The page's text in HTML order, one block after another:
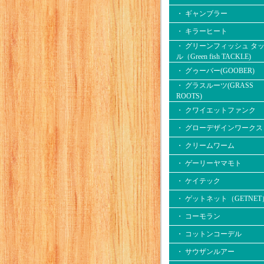
・ ギャンブラー
・ キラーヒート
・ グリーンフィッシュ タ
ル（Green fish TACKLE)
・ グゥーバー(GOOBER)
・ グラスルーツ(GRASS
ROOTS)
・ クワイエットファンク
・ グローデザインワークス
・ クリームワーム
・ ゲーリーヤマモト
・ ケイテック
・ ゲットネット（GETNET
・ コーモラン
・ コットンコーデル
・ サウザンルアー